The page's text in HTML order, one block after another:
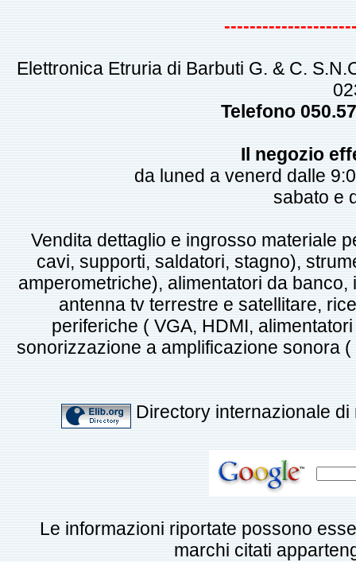
Elettronica Etruria di Barbuti G. & C.
Telefono
Il negozio
da luned a venerd dalle
sabato e
Vendita dettaglio e ingrosso materiale
cavi, supporti, saldatori, stagno),
amperometriche), alimentatori da
antenna tv terrestre e satellitare,
periferiche ( VGA, HDMI,
sonorizzazione a amplificazione sonora
Directory internazionale di
Le informazioni riportate possono
marchi citati